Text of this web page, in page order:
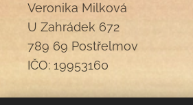
Veronika Milková
U Zahrádek 672
789 69 Postřelmov
IČO: 19953160